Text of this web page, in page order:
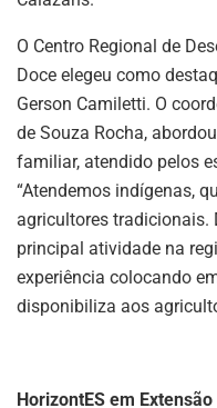
O Centro Regional de
Doce elegeu como
Gerson Camiletti. O
de Souza Rocha,
familiar, atendido pelos
“Atendemos indígenas,
agricultores
principal atividade na
experiência colocando
disponibiliza aos
HorizontES em Extensão